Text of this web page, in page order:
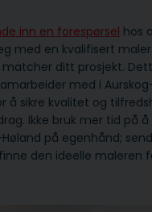
inn en forespørsel hos
med en kvalifisert
ditt prosjekt.
med i
å sikre kvalitet og
Ikke bruk mer tid på
på egenhånd;
den ideelle maleren